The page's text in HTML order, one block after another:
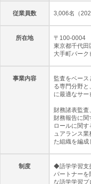
従業員数 3,006名（
所在地
〒100-0004
東京都千代
大手町パー
事業内容
監査をベー
る専門分野
に最適なサー
財務諸表監査
財務報告に関
ロールに関
ュアランス
た組織を編成
制度
◆語学学習支
パートナー
な語学学習